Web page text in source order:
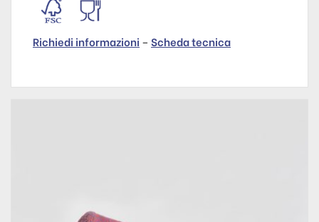
Richiedi informazioni – Scheda tecnica